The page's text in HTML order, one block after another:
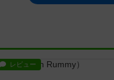
レビュー